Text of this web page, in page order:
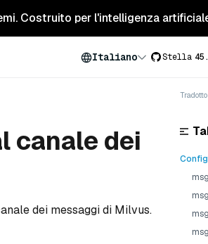
Costruito per l'intelligenza
Italiano Stella
canale dei
dei messaggi di Milvus.